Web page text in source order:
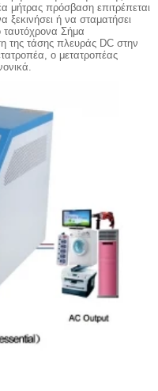
μήτρας πρόσβαση επιτρέπεται
ξεκινήσει ή να σταματήσει
ταυτόχρονα Σήμα
της τάσης πλευράς DC στην
ο μετατροπέας